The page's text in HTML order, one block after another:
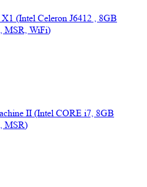
(Intel Celeron J6412 , 8GB
MSR, WiFi)
II (Intel CORE i7, 8GB
MSR)